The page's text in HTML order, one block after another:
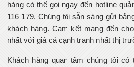
hàng có thể gọi ngay đến hotline
116 179. Chúng tôi sẵn sàng gửi
khách hàng. Cam kết mang đến
nhất với giá cả cạnh tranh nhất thị
Khách hàng quan tâm chúng tôi có